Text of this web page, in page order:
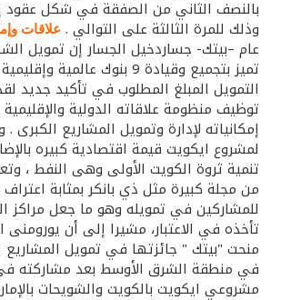
اتصل بنا
مواقع الفروع وأجهزة الصرف الآلي
ألمانيا
ماليزيا
تركيا
مصر
بالنصف الثاني من الصفقة في شكل عقود
وذلك للمرة الثالثة على التوالي . علاقات
عام –بيتك- جساردخيل الجسار إن تمويل
تميز بتجميع وقيادة 9 بنوك
التمويل المبلغ المطلوب في تأكيد جديد
توظيف منظومة علاقاته الدولية
إمكانياته لإدارة وتمويل المشاريع الكبرى
لمشروع ايكويت قيمة اقتصادية كبيره
تنمية ثروة الكويت الأولى وهى النفط ،
من مجلة كبيرة مثل ذي بانكر بمثابة اعتراف
للمشاركين في تمويله وهو ما جعل مراكز
تأخذه في الاعتبار، مشيرا إلى أن
منحت "بيتك " جائزتها في تمويل المشاريع
في منطقة الشرق الأوسط بعد مشاركته
مشروعي ايكويت بالكويت والشويحات